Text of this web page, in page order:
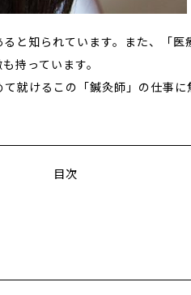
と知られています。また、「
持っています。
就けるこの「鍼灸師」の仕事
目次